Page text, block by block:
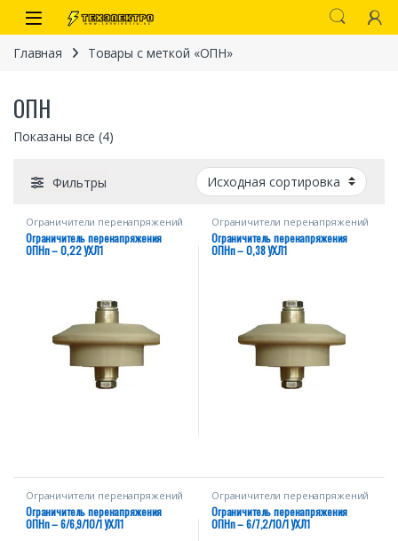
Перейти к навигации
перейти к содержанию
Open
Главная Товары с меткой «ОПН»
ОПН
Показаны все (4)
Фильтры
Ограничители перенапряжений
ОПНп
Ограничитель перенапряжения
ОПНп – 0,22 УХЛ1
Ограничители перенапряжений
ОПНп
Ограничитель перенапряжения
ОПНп – 0,38 УХЛ1
Ограничители перенапряжений
ОПНп
Ограничитель перенапряжения
ОПНп – 6/6,9/10/1 УХЛ1
Ограничители перенапряжений
ОПНп
Ограничитель перенапряжения
ОПНп – 6/7,2/10/1 УХЛ1